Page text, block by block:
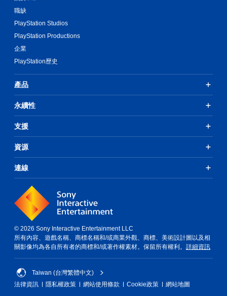
職缺
PlayStation Studios
PlayStation Productions
企業
PlayStation歷史
產品
永續性
支援
資源
連線
© 2026 Sony Interactive Entertainment LLC
所有內容、遊戲名稱、商標名稱和/或商業外觀、商標、美術設計圖以及相
關影像均為各自所有者的商標和/或著作權素材。保留所有權利。 詳細資訊
Taiwan (台灣繁體中文)
法律資訊
隱私權政策 網站使用條款 Cookie政策 網站地圖